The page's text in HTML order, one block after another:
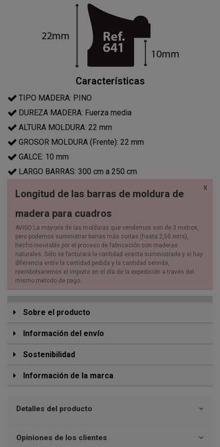
Características
TIPO MADERA: PINO
DUREZA MADERA: Fuerza media
ALTURA MOLDURA: 22 mm
GROSOR MOLDURA (Frente): 22 mm
GALCE: 10 mm
LARGO BARRAS: 300 cm a 250 cm
Longitud de las barras de moldura de
madera para cuadros
AVISO:La mayoría de las molduras que vendemos son de 3 metros,
pero podemos suministrar barras más cortas (hasta 2,50 mtrs),
hecho inevitable por el proceso de fabricación con maderas
naturales. Sólo se facturará la cantidad exacta suministrada y si hay
diferencia entre la cantidad pedida y la cantidad servida,
reembolsaremos el importe en el día de la expedición a través del
mismo método de pago.
X
Sobre el producto
Información del envío
Sostenibilidad
Información de la marca
Detalles del producto
Opiniones de los clientes